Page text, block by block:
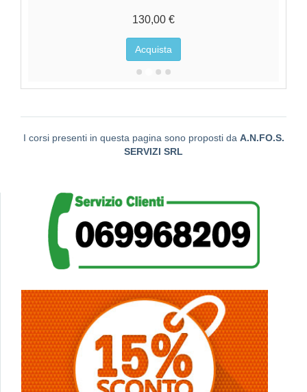
130,00 €
Acquista
I corsi presenti in questa pagina sono proposti da A.N.FO.S.
SERVIZI SRL